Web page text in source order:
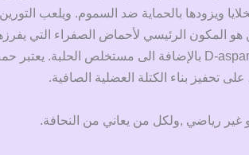
ويزودها بالحماية ضد السموم. ويلعب
المكون الرئيسي لأحماض الصفراء التي
بناء الكتلة العضلية الصافية.
رياضي ,ولكل من يعاني من النحافة.